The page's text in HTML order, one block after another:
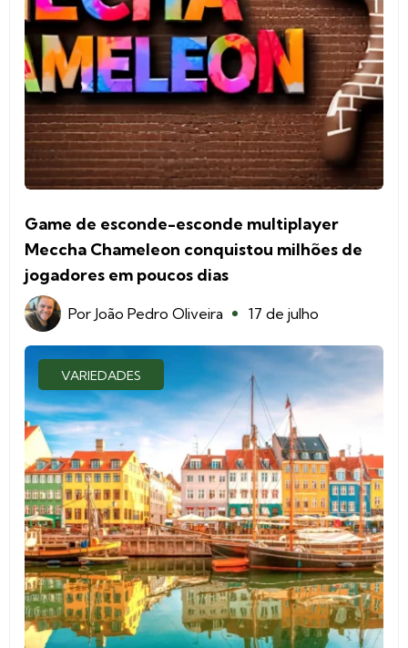
Game de esconde-esconde multiplayer
Meccha Chameleon conquistou milhões de
jogadores em poucos dias
Por João Pedro Oliveira 17 de julho
VARIEDADES